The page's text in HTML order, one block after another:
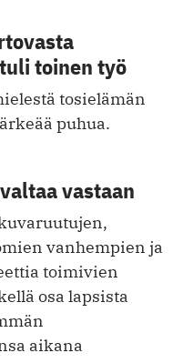
toinen työ
tosielämän
puhua.
vastaan
vanhempien ja
toimivien
osa lapsista
aikana